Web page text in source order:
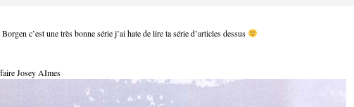
c’est une très bonne série j’ai hate de lire ta série d’articles dessus
Josey AImes